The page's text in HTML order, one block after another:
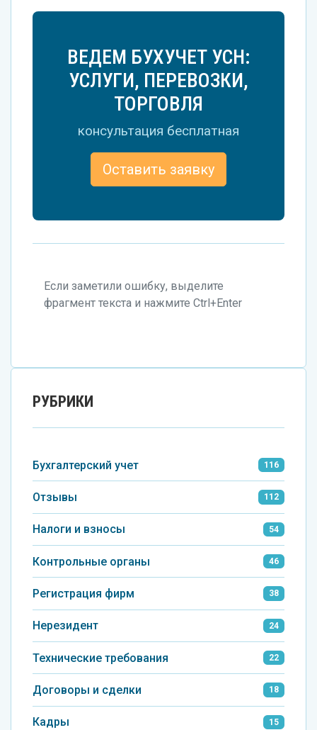
ВЕДЕМ БУХУЧЕТ УСН:
УСЛУГИ, ПЕРЕВОЗКИ,
ТОРГОВЛЯ
консультация бесплатная
Оставить заявку
Если заметили ошибку, выделите
фрагмент текста и нажмите Ctrl+Enter
РУБРИКИ
Бухгалтерский учет 116
Отзывы 112
Налоги и взносы 54
Контрольные органы 46
Регистрация фирм 38
Нерезидент 24
Технические требования 22
Договоры и сделки 18
Кадры 15